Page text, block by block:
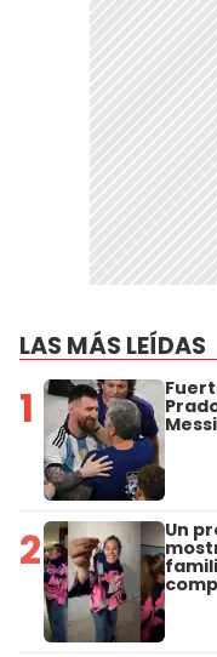
LAS MÁS LEÍDAS
1
2 Un